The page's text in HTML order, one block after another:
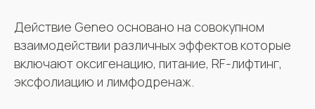
Действие Geneo основано на совокупном
взаимодействии различных эффектов которые
включают оксигенацию, питание, RF-лифтинг,
эксфолиацию и лимфодренаж.